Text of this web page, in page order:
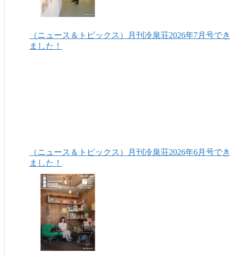
（ニュース＆トピックス）月刊冷泉荘2026年7月号でき
ました！
（ニュース＆トピックス）月刊冷泉荘2026年6月号でき
ました！